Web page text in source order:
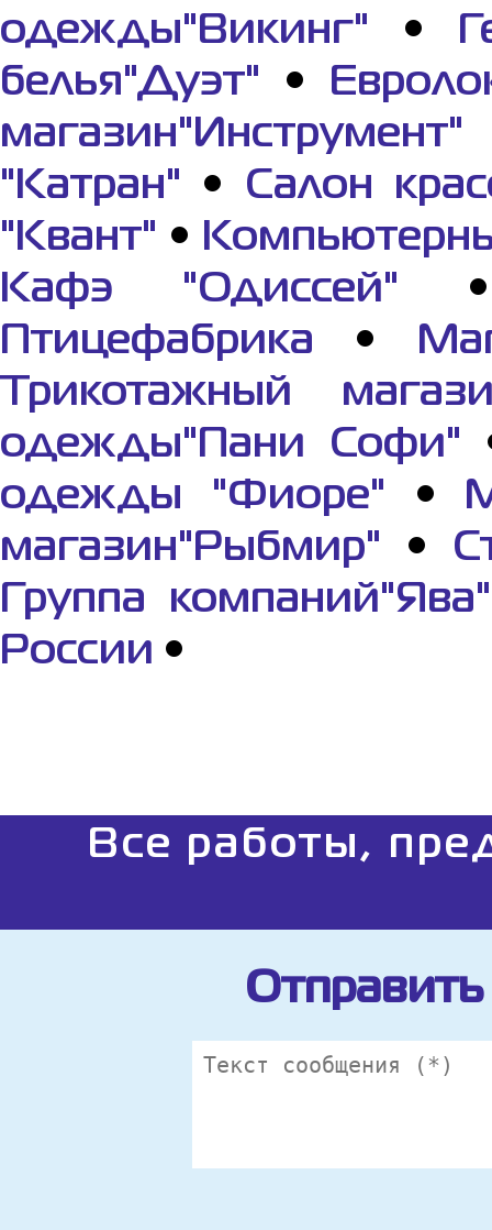
одежды"Викинг" •
белья"Дуэт" •
магазин"Инструмент"
"Катран" • Салон
"Квант" •
Кафэ "Одиссей"
Птицефабрика •
Трикотажный
одежды"Пани Софи"
одежды "Фиоре" •
магазин"Рыбмир" •
Группа компаний"Ява"
России •
Все работы,
Отправить